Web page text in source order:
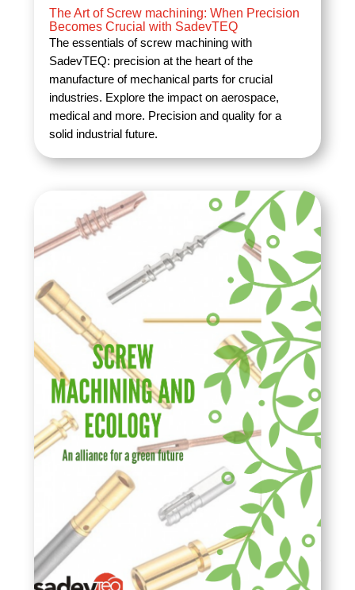
The Art of Screw machining: When Precision
Becomes Crucial with SadevTEQ
The essentials of screw machining with
SadevTEQ: precision at the heart of the
manufacture of mechanical parts for crucial
industries. Explore the impact on aerospace,
medical and more. Precision and quality for a
solid industrial future.